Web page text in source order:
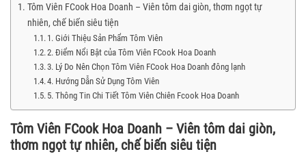
Tôm Viên FCook Hoa Doanh – Viên tôm dai giòn, thơm ngọt tự
nhiên, chế biến siêu tiện
1. Giới Thiệu Sản Phẩm Tôm Viên
2. Điểm Nổi Bật của Tôm Viên FCook Hoa Doanh
3. Lý Do Nên Chọn Tôm Viên FCook Hoa Doanh đông lạnh
4. Hướng Dẫn Sử Dụng Tôm Viên
5. Thông Tin Chi Tiết Tôm Viên Chiên Fcook Hoa Doanh
Tôm Viên FCook Hoa Doanh – Viên tôm dai giòn,
thơm ngọt tự nhiên, chế biến siêu tiện